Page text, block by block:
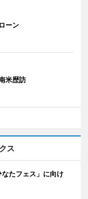
ーン
米歴訪
ス
たフェス」に向け